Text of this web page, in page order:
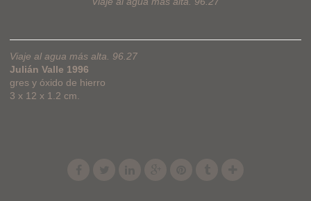
Viaje al agua más alta. 96.27
Julián Valle 1996
gres y óxido de hierro
3 x 12 x 1.2 cm.